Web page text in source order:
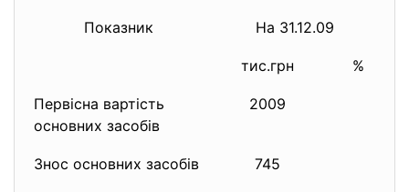
Показник На 31.12.09
тис.грн %
Первісна вартість
основних засобів
2009
Знос основних засобів 745